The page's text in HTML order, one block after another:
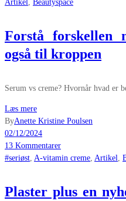
Artikel
Beautyspace
Forstå forskellen
også til kroppen
Serum vs creme? Hvornår hvad er
Læs mere
ByAnette Kristine Poulsen
02/12/2024
13 Kommentarer
#seriøst A-vitamin creme Artikel
Plaster plus en